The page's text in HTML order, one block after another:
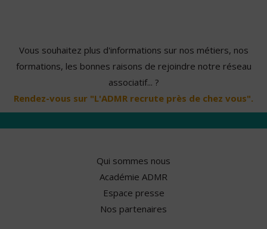
Vous souhaitez plus d'informations sur nos métiers, nos
formations, les bonnes raisons de rejoindre notre réseau
associatif... ?
Rendez-vous sur "L'ADMR recrute près de chez vous".
Qui sommes nous
Académie ADMR
Espace presse
Nos partenaires